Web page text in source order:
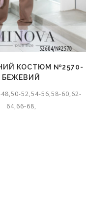
КОСТЮМ №2570-
БЕЖЕВИЙ
52,54-56,58-60,62-
64,66-68,